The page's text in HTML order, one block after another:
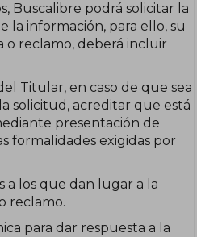
Buscalibre podrá solicitar la
la información, para ello, su
o reclamo, deberá incluir
Titular, en caso de que sea
solicitud, acreditar que está
presentación de
formalidades exigidas por
a los que dan lugar a la
reclamo.
para dar respuesta a la